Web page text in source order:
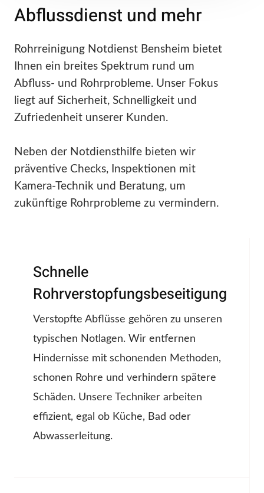
Abflussdienst und mehr
Rohrreinigung Notdienst Bensheim bietet
Ihnen ein breites Spektrum rund um
Abfluss- und Rohrprobleme. Unser Fokus
liegt auf Sicherheit, Schnelligkeit und
Zufriedenheit unserer Kunden.
Neben der Notdiensthilfe bieten wir
präventive Checks, Inspektionen mit
Kamera-Technik und Beratung, um
zukünftige Rohrprobleme zu vermindern.
Schnelle
Rohrverstopfungsbeseitigung
Verstopfte Abflüsse gehören zu unseren
typischen Notlagen. Wir entfernen
Hindernisse mit schonenden Methoden,
schonen Rohre und verhindern spätere
Schäden. Unsere Techniker arbeiten
effizient, egal ob Küche, Bad oder
Abwasserleitung.